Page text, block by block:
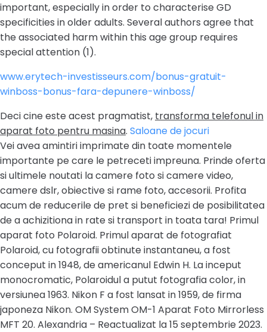
important, especially in order to characterise GD
specificities in older adults. Several authors agree that
the associated harm within this age group requires
special attention (1).
www.erytech-investisseurs.com/bonus-gratuit-
winboss-bonus-fara-depunere-winboss/
Deci cine este acest pragmatist, transforma telefonul in
aparat foto pentru masina. Saloane de jocuri
Vei avea amintiri imprimate din toate momentele
importante pe care le petreceti impreuna. Prinde oferta
si ultimele noutati la camere foto si camere video,
camere dslr, obiective si rame foto, accesorii. Profita
acum de reducerile de pret si beneficiezi de posibilitatea
de a achizitiona in rate si transport in toata tara! Primul
aparat foto Polaroid. Primul aparat de fotografiat
Polaroid, cu fotografii obtinute instantaneu, a fost
conceput in 1948, de americanul Edwin H. La inceput
monocromatic, Polaroidul a putut fotografia color, in
versiunea 1963. Nikon F a fost lansat in 1959, de firma
japoneza Nikon. OM System OM-1 Aparat Foto Mirrorless
MFT 20. Alexandria – Reactualizat la 15 septembrie 2023.